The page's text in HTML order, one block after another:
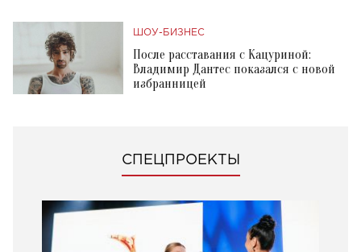
ШОУ-БИЗНЕС
После расставания с Кацуриной:
Владимир Дантес показался с новой
избранницей
СПЕЦПРОЕКТЫ